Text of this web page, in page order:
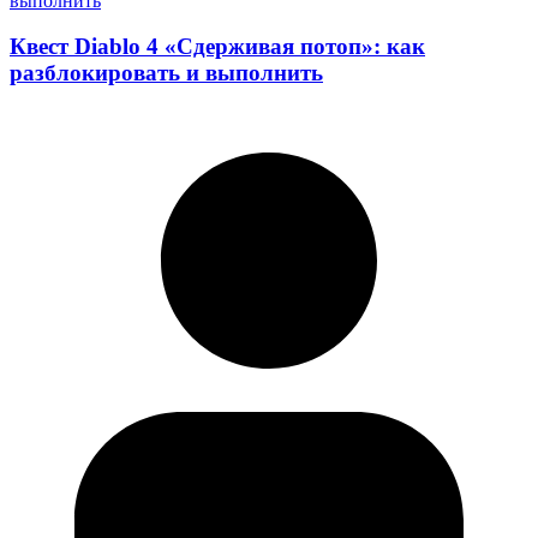
Квест Diablo 4 «Сдерживая потоп»: как
разблокировать и выполнить